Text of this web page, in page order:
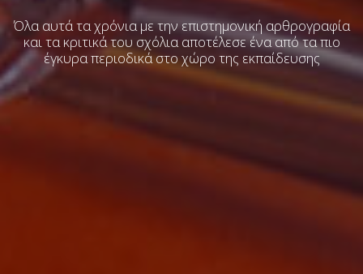
Όλα αυτά τα χρόνια με την επιστημονική αρθρογραφία
και τα κριτικά του σχόλιααποτέλεσε ένα από τα πιο
έγκυρα περιοδικά στο χώρο της εκπαίδευσης